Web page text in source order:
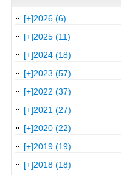
[+]2026 (6)
[+]2025 (11)
[+]2024 (18)
[+]2023 (57)
[+]2022 (37)
[+]2021 (27)
[+]2020 (22)
[+]2019 (19)
[+]2018 (18)